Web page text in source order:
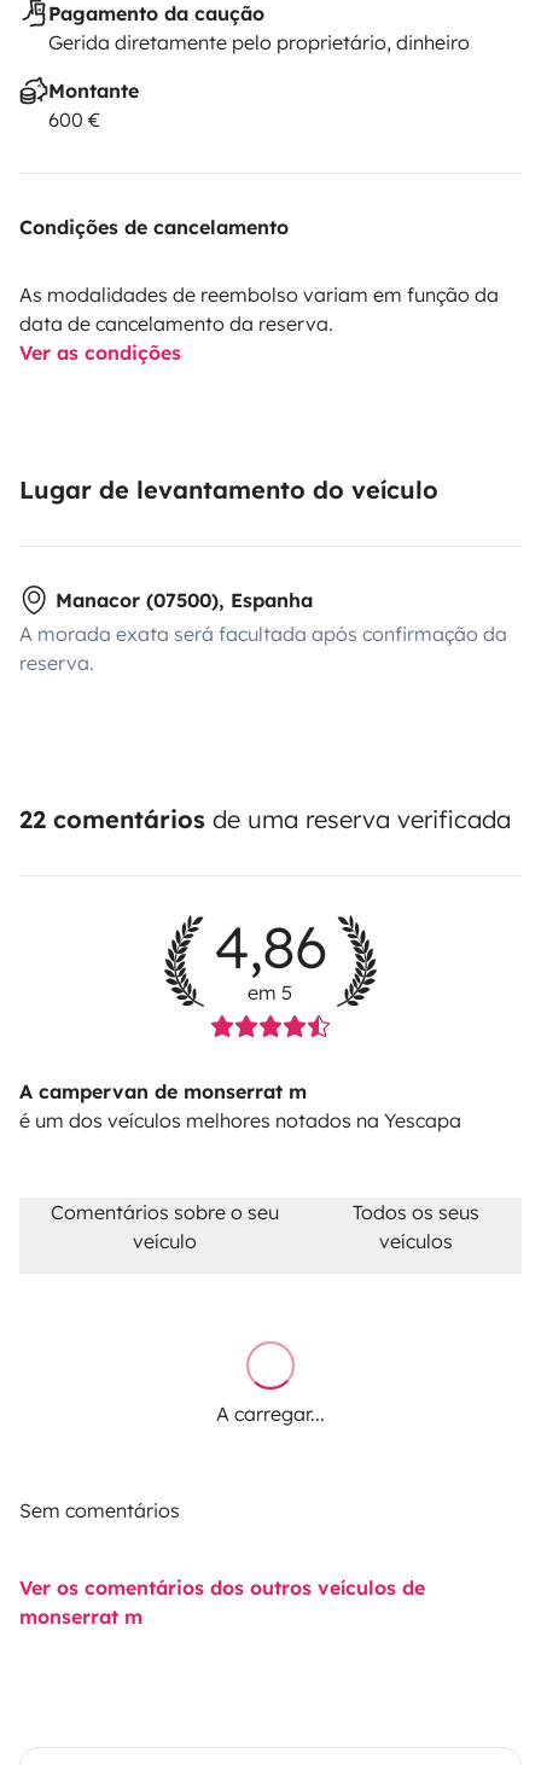
Pagamento da caução
Gerida diretamente pelo proprietário, dinheiro
Montante
600 €
Condições de cancelamento
As modalidades de reembolso variam em função da
data de cancelamento da reserva.
Ver as condições
Lugar de levantamento do veículo
Manacor (07500), Espanha
A morada exata será facultada após confirmação da
reserva.
22 comentários de uma reserva verificada
4,86
em 5
A campervan de monserrat m
é um dos veículos melhores notados na Yescapa
Comentários sobre o seu
veículo
Todos os seus
veículos
A carregar...
Sem comentários
Ver os comentários dos outros veículos de
monserrat m